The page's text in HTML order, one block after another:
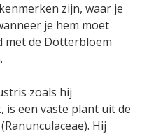
zijn, waar je
je hem moet
met de Dotterbloem
zoals hij
is een vaste plant uit de
Hij